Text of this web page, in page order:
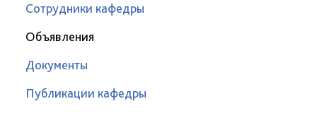
Сотрудники кафедры
Объявления
Документы
Публикации кафедры